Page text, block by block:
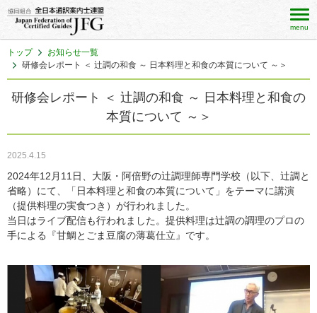
menu
トップ
お知らせ一覧
研修会レポート ＜ 辻調の和食 ～ 日本料理と和食の本質について ～＞
研修会レポート ＜ 辻調の和食 ～ 日本料理と和食の
本質について ～＞
2025.4.15
2024年12月11日、大阪・阿倍野の辻調理師専門学校（以下、辻調と
省略）にて、「日本料理と和食の本質について」をテーマに講演
（提供料理の実食つき）が行われました。
当日はライブ配信も行われました。提供料理は辻調の調理のプロの
手による『甘鯛とごま豆腐の薄葛仕立』です。